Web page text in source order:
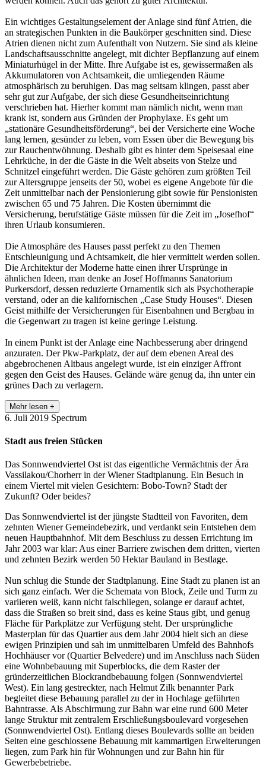
Ein wichtiges Gestaltungselement der Anlage sind fünf Atrien, die
an strategischen Punkten in die Baukörper geschnitten sind. Diese
Atrien dienen nicht zum Aufenthalt von Nutzern. Sie sind als kleine
Landschaftsausschnitte angelegt, mit dichter Bepflanzung auf einem
Miniaturhügel in der Mitte. Ihre Aufgabe ist es, gewissermaßen als
Akkumulatoren von Achtsamkeit, die umliegenden Räume
atmosphärisch zu beruhigen. Das mag seltsam klingen, passt aber
sehr gut zur Aufgabe, der sich diese Gesundheitseinrichtung
verschrieben hat. Hierher kommt man nämlich nicht, wenn man
krank ist, sondern aus Gründen der Prophylaxe. Es geht um
„stationäre Gesundheitsförderung“, bei der Versicherte eine Woche
lang lernen, gesünder zu leben, vom Essen über die Bewegung bis
zur Rauchentwöhnung. Deshalb gibt es hinter dem Speisesaal eine
Lehrküche, in der die Gäste in die Welt abseits von Stelze und
Schnitzel eingeführt werden. Die Gäste gehören zum größten Teil
zur Altersgruppe jenseits der 50, wobei es eigene Angebote für die
Zeit unmittelbar nach der Pensionierung gibt sowie für Pensionisten
zwischen 65 und 75 Jahren. Die Kosten übernimmt die
Versicherung, berufstätige Gäste müssen für die Zeit im „Josefhof“
ihren Urlaub konsumieren.
Die Atmosphäre des Hauses passt perfekt zu den Themen
Entschleunigung und Achtsamkeit, die hier vermittelt werden sollen.
Die Architektur der Moderne hatte einen ihrer Ursprünge in
ähnlichen Ideen, man denke an Josef Hoffmanns Sanatorium
Purkersdorf, dessen reduzierte Ornamentik sich als Psychotherapie
verstand, oder an die kalifornischen „Case Study Houses“. Diesen
Geist mithilfe der Versicherungen für Eisenbahnen und Bergbau in
die Gegenwart zu tragen ist keine geringe Leistung.
In einem Punkt ist der Anlage eine Nachbesserung aber dringend
anzuraten. Der Pkw-Parkplatz, der auf dem ebenen Areal des
abgebrochenen Altbaus angelegt wurde, ist ein einziger Affront
gegen den Geist des Hauses. Gelände wäre genug da, ihn unter ein
grünes Dach zu verlagern.
Mehr lesen +
6. Juli 2019 Spectrum
Stadt aus freien Stücken
Das Sonnwendviertel Ost ist das eigentliche Vermächtnis der Ära
Vassilakou/Chorherr in der Wiener Stadtplanung. Ein Besuch in
einem Viertel mit vielen Gesichtern: Bobo-Town? Stadt der
Zukunft? Oder beides?
Das Sonnwendviertel ist der jüngste Stadtteil von Favoriten, dem
zehnten Wiener Gemeindebezirk, und verdankt sein Entstehen dem
neuen Hauptbahnhof. Mit dem Beschluss zu dessen Errichtung im
Jahr 2003 war klar: Aus einer Barriere zwischen dem dritten, vierten
und zehnten Bezirk werden 50 Hektar Bauland in Bestlage.
Nun schlug die Stunde der Stadtplanung. Eine Stadt zu planen ist an
sich ganz einfach. Wer die Schemata von Block, Zeile und Turm zu
variieren weiß, kann nicht falschliegen, solange er darauf achtet,
dass die Straßen so breit sind, dass es keine Staus gibt, und genug
Fläche für Parkplätze zur Verfügung steht. Der ursprüngliche
Masterplan für das Quartier aus dem Jahr 2004 hielt sich an diese
ewigen Prinzipien und sah im unmittelbaren Umfeld des Bahnhofs
Hochhäuser vor (Quartier Belvedere) und im Anschluss nach Süden
eine Wohnbebauung mit Superblocks, die dem Raster der
gründerzeitlichen Blockrandbebauung folgen (Sonnwendviertel
West). Ein lang gestreckter, nach Helmut Zilk benannter Park
begleitet diese Bebauung parallel zu der in Hochlage geführten
Bahntrasse. Als Abschirmung zur Bahn war eine rund 600 Meter
lange Struktur mit zentralem Erschließungsboulevard vorgesehen
(Sonnwendviertel Ost). Entlang dieses Boulevards sollte an beiden
Seiten eine geschlossene Bebauung mit kammartigen Erweiterungen
liegen, zum Park hin für Wohnungen und zur Bahn hin für
Gewerbebetriebe.